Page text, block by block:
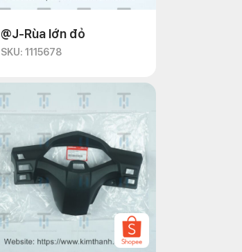
@J-Rùa lớn đỏ
SKU: 1115678